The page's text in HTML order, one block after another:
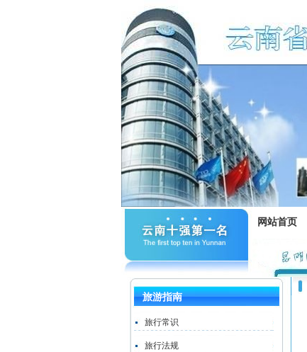
网站首页
旅游指南
旅行常识
旅行法规